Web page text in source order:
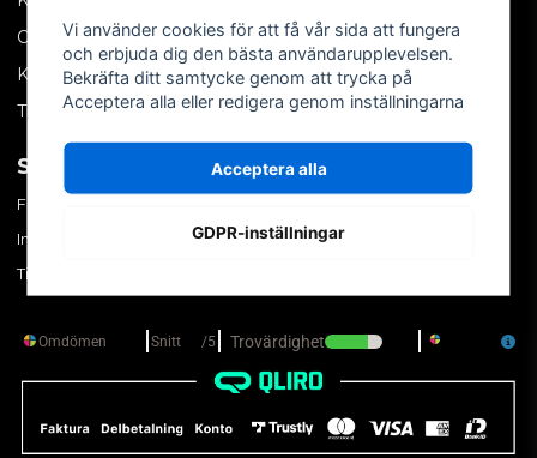
Om oss
Köpvillkor
Tips & trix
SOCIALA MEDIER
Facebook
Instagram
TikTok
MITT KONTO
Skapa konto
Vi använder cookies för att få vår sida att fungera
och erbjuda dig den bästa användarupplevelsen.
Bekräfta ditt samtycke genom att trycka på
Acceptera alla eller redigera genom inställningarna
Acceptera alla
GDPR-inställningar